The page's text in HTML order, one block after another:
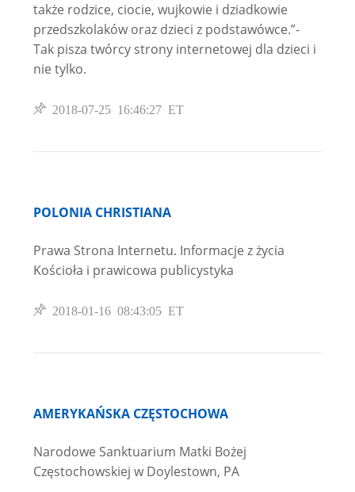
także rodzice, ciocie, wujkowie i dziadkowie
przedszkolaków oraz dzieci z podstawówce.”-
Tak pisza twórcy strony internetowej dla dzieci i
nie tylko.
2018-07-25 16:46:27 ET
POLONIA CHRISTIANA
Prawa Strona Internetu. Informacje z życia
Kościoła i prawicowa publicystyka
2018-01-16 08:43:05 ET
AMERYKAŃSKA CZĘSTOCHOWA
Narodowe Sanktuarium Matki Bożej
Częstochowskiej w Doylestown, PA